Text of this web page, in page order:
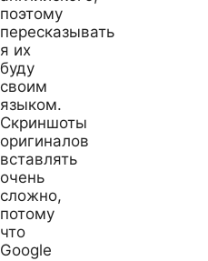
поэтому
пересказывать
я их
буду
своим
языком.
Скриншоты
оригиналов
вставлять
очень
сложно,
потому
что
Google